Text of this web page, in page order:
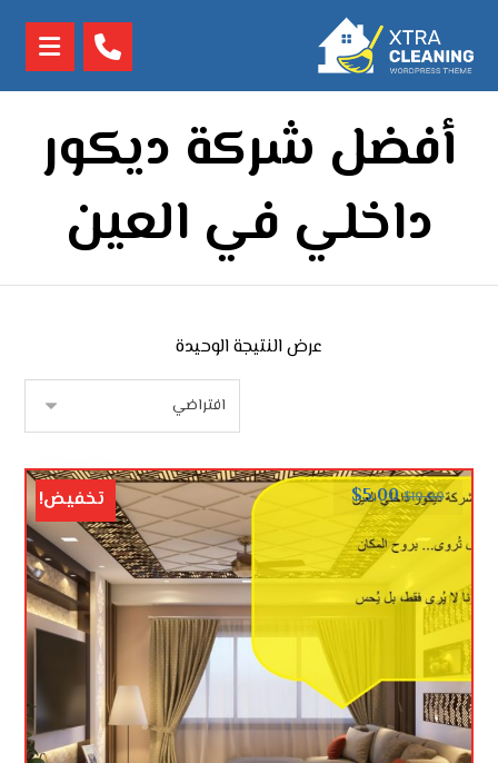
أفضل شركة ديكور
داخلي في العين
عرض النتيجة الوحيدة
$10.00
$5.00 تخفيض!